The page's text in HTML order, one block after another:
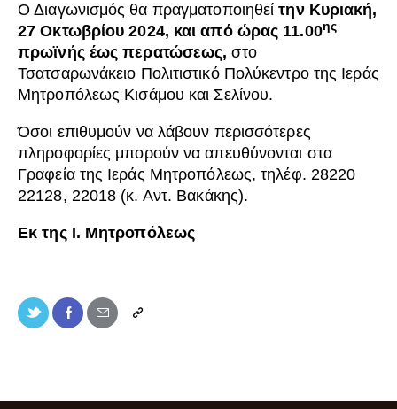
Ο Διαγωνισμός θα πραγματοποιηθείτην Κυριακή,
27 Οκτωβρίου 2024, καιαπό ώρας 11.00ης
πρωϊνής έως περατώσεως,στο
Τσατσαρωνάκειο Πολιτιστικό Πολύκεντρο της Ιεράς
Μητροπόλεως Κισάμου και Σελίνου.
Όσοι επιθυμούν να λάβουν περισσότερες
πληροφορίες μπορούν να απευθύνονται στα
Γραφεία της Ιεράς Μητροπόλεως, τηλέφ. 28220
22128, 22018 (κ. Αντ. Βακάκης).
Εκ της Ι. Μητροπόλεως